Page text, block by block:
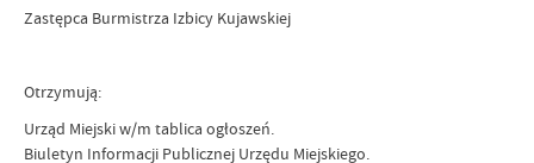
Zastępca Burmistrza Izbicy Kujawskiej
Otrzymują:
Urząd Miejski w/m tablica ogłoszeń.
Biuletyn Informacji Publicznej Urzędu Miejskiego.